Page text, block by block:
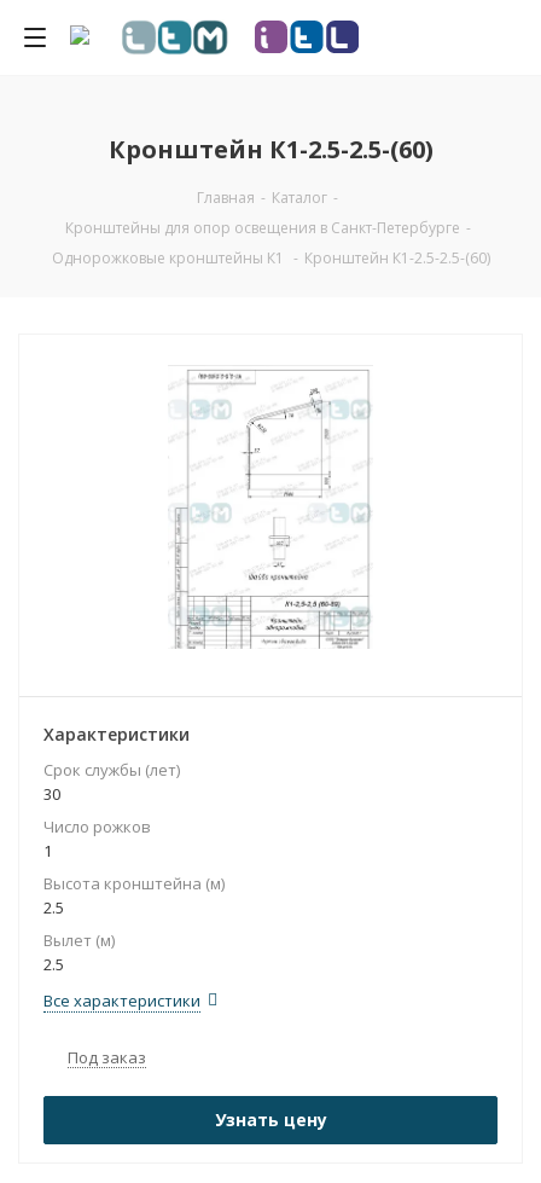
Кронштейн К1-2.5-2.5-(60)
Главная - Каталог -
Кронштейны для опор освещения в Санкт-Петербурге -
Однорожковые кронштейны К1
- Кронштейн К1-2.5-2.5-(60)
Характеристики
Срок службы (лет)
30
Число рожков
1
Высота кронштейна (м)
2.5
Вылет (м)
2.5
Все характеристики
Под заказ
Узнать цену